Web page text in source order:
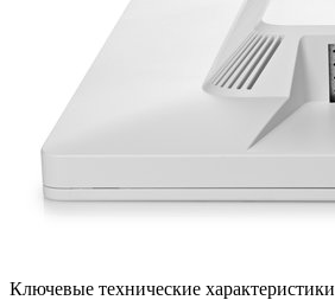
Ключевые технические характеристики